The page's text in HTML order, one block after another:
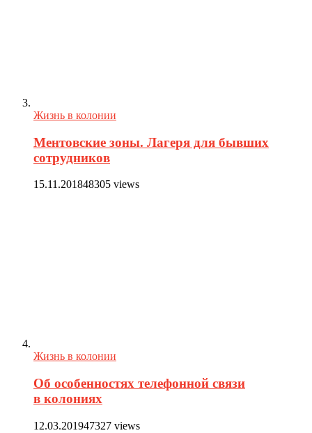
Жизнь в колонии
Ментовские зоны. Лагеря для бывших
сотрудников
15.11.201848305 views
Жизнь в колонии
Об особенностях телефонной связи
в колониях
12.03.201947327 views